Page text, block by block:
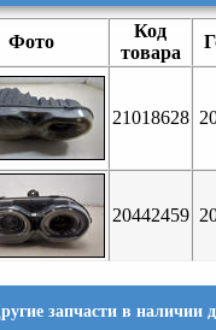
Фото
Код
товара
21018628
20442459
запчасти в наличии